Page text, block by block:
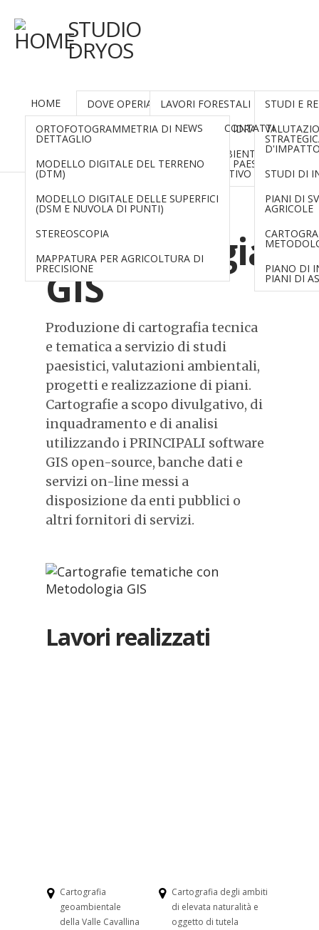
STUDIO
DRYOS
HOME CHI SIAMO
DOVE OPERIAMO
PARTNERS
PROGETTAZIONE
LAVORI FORESTALI
SISTEMAZIONI IDRAULICO
RECUPERI AMBIENTALI,
SISTEMAZIONI PAESAGGISTICHE
VERDE RICREATIVO
ANALISI
STUDI E
STUDI DI
PIANI DI
AGRICOLE
PIANO DI
PIANI DI
RILIEVI AEREI CON DRONI
ORTOFOTOGRAMMETRIA DI
DETTAGLIO
MODELLO DIGITALE DEL TERRENO
(DTM)
MODELLO DIGITALE DELLE SUPERFICI
(DSM E NUVOLA DI PUNTI)
STEREOSCOPIA
MAPPATURA PER AGRICOLTURA DI
PRECISIONE
NEWS CONTATTI
Cartografie
tematiche
con
Metodologia
GIS
Produzione di cartografia tecnica
e tematica a servizio di studi
paesistici, valutazioni ambientali,
progetti e realizzazione di piani.
Cartografie a scopo divulgativo, di
inquadramento e di analisi
utilizzando i PRINCIPALI software
GIS open-source, banche dati e
servizi on-line messi a
disposizione da enti pubblici o
altri fornitori di servizi.
Lavori realizzati
Cartografia
geoambientale
della Valle Cavallina
Cartografia degli ambiti
di elevata naturalità e
oggetto di tutela